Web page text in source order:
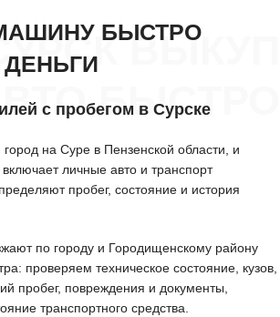
ВЫКУП
БЫСТРО
БЫСТРО
с пробегом в Сурске
на Суре в Пензенской области, и
личные авто и транспорт
пробег, состояние и история
по городу и Городищенскому району
проверяем техническое состояние, кузов,
пробег, повреждения и документы,
транспортного средства.